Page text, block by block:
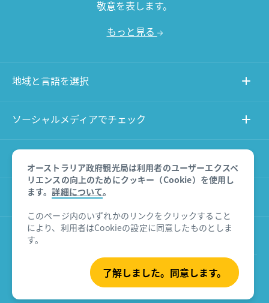
オーストラリア政府観光局は利用者のユーザーエクスペ
リエンスの向上のためにクッキー（Cookie）を使用し
ます。詳細について。
このページ内のいずれかのリンクをクリックすること
により、利用者はCookieの設定に同意したものとしま
す。
了解しました。同意します。
敬意を表します。
もっと見る
地域と言語を選択
ソーシャルメディアでチェック
このサイトについて
その他のサイト
商品に関する免責事項
© Tourism Australia 2026